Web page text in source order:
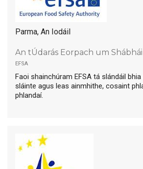
Parma, An Iodáil
An tÚdarás Eorpach um
efsa
Faoi shainchúram EFSA tá slándáil
sláinte agus leas ainmhithe, cosaint
phlandaí.